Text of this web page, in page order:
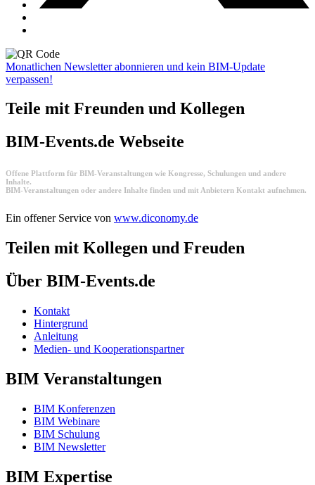
Monatlichen Newsletter abonnieren und kein BIM-Update
verpassen!
Teile mit Freunden und Kollegen
BIM-Events.de Webseite
Offene Plattform für BIM-Veranstaltungen wie Kongresse, Schulungen und andere
Inhalte.
BIM-Veranstaltungen oder andere Inhalte finden und mit Anbietern Kontakt aufnehmen.
Ein offener Service von www.diconomy.de
Teilen mit Kollegen und Freuden
Über BIM-Events.de
Kontakt
Hintergrund
Anleitung
Medien- und Kooperationspartner
BIM Veranstaltungen
BIM Konferenzen
BIM Webinare
BIM Schulung
BIM Newsletter
BIM Expertise